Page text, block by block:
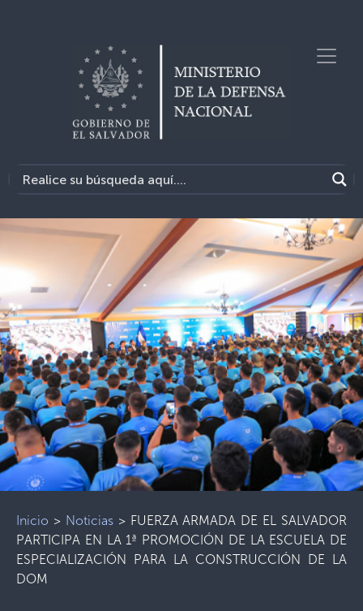
Inicio > Noticias> FUERZA ARMADA DE EL SALVADOR
PARTICIPA EN LA 1ª PROMOCIÓN DE LA ESCUELA DE
ESPECIALIZACIÓN PARA LA CONSTRUCCIÓN DE LA
DOM